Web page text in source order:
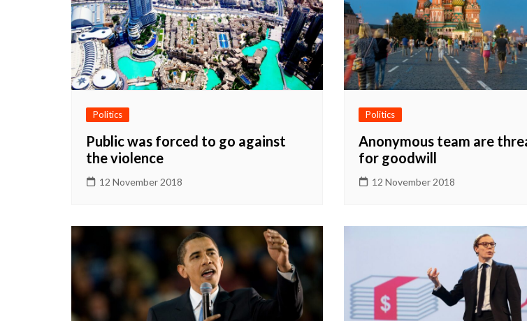
Politics
Public was forced to go against
the violence
12 November 2018
Politics
Anonymous team are
for goodwill
12 November 2018